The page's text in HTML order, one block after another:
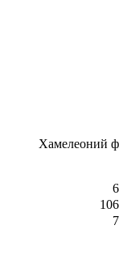
Хамелеоний